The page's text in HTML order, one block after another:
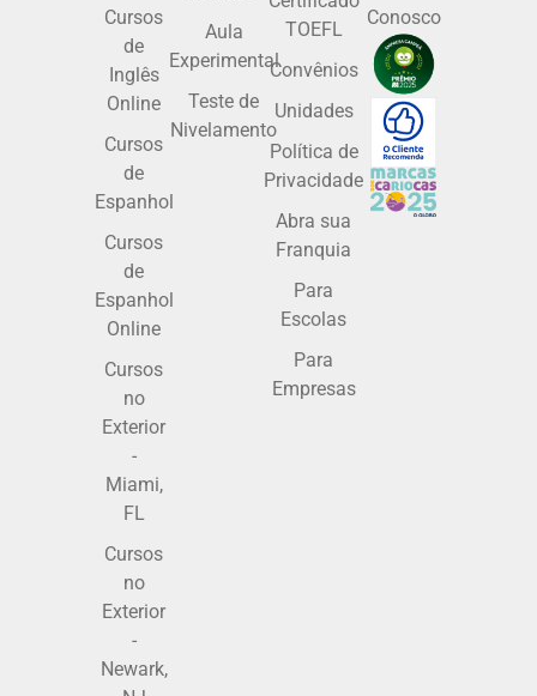
Cursos
de
Inglês
Online
Cursos
de
Espanhol
Cursos
de
Espanhol
Online
Cursos
no
Exterior
-
Miami,
FL
Cursos
no
Exterior
-
Newark,
Aula
Experimental
Teste de
Nivelamento
TOEFL
Convênios
Unidades
Política de
Privacidade
Abra sua
Franquia
Para
Escolas
Para
Empresas
Conosco